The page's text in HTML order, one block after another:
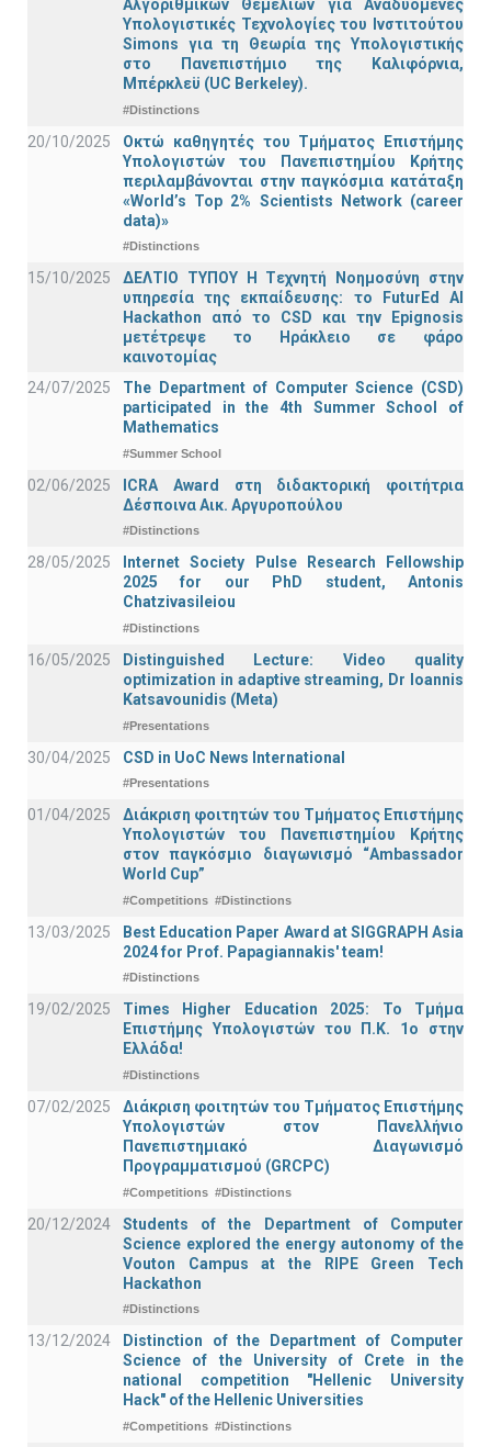
Αλγοριθμικών Θεμελίων για Αναδυόμενες
Υπολογιστικές Τεχνολογίες του Ινστιτούτου
Simons για τη Θεωρία της Υπολογιστικής
στο Πανεπιστήμιο της Καλιφόρνια,
Μπέρκλεϋ (UC Berkeley).
#Distinctions
20/10/2025
Οκτώ καθηγητές του Τμήματος Επιστήμης
Υπολογιστών του Πανεπιστημίου Κρήτης
περιλαμβάνονται στην παγκόσμια κατάταξη
«World’s Top 2% Scientists Network (career
data)»
#Distinctions
15/10/2025
ΔΕΛΤΙΟ ΤΥΠΟΥ H Tεχνητή Νοημοσύνη στην
υπηρεσία της εκπαίδευσης: το FuturEd AI
Hackathon από το CSD και την Epignosis
μετέτρεψε το Ηράκλειο σε φάρο
καινοτομίας
24/07/2025
The Department of Computer Science (CSD)
participated in the 4th Summer School of
Mathematics
#Summer School
02/06/2025
ICRA Award στη διδακτορική φοιτήτρια
Δέσποινα Αικ. Αργυροπούλου
#Distinctions
28/05/2025
Internet Society Pulse Research Fellowship
2025 for our PhD student, Antonis
Chatzivasileiou
#Distinctions
16/05/2025
Distinguished Lecture: Video quality
optimization in adaptive streaming, Dr Ioannis
Katsavounidis (Meta)
#Presentations
30/04/2025 CSD in UoC News International
#Presentations
01/04/2025
Διάκριση φοιτητών του Τμήματος Επιστήμης
Υπολογιστών του Πανεπιστημίου Κρήτης
στον παγκόσμιο διαγωνισμό “Ambassador
World Cup”
#Competitions #Distinctions
13/03/2025
Best Education Paper Award at SIGGRAPH Asia
2024 for Prof. Papagiannakis' team!
#Distinctions
19/02/2025
Times Higher Education 2025: Το Τμήμα
Επιστήμης Υπολογιστών του Π.Κ. 1ο στην
Ελλάδα!
#Distinctions
07/02/2025
Διάκριση φοιτητών του Τμήματος Επιστήμης
Υπολογιστών στον Πανελλήνιο
Πανεπιστημιακό Διαγωνισμό
Προγραμματισμού (GRCPC)
#Competitions #Distinctions
20/12/2024
Students of the Department of Computer
Science explored the energy autonomy of the
Vouton Campus at the RIPE Green Tech
Hackathon
#Distinctions
13/12/2024
Distinction of the Department of Computer
Science of the University of Crete in the
national competition "Hellenic University
Hack" of the Hellenic Universities
#Competitions #Distinctions